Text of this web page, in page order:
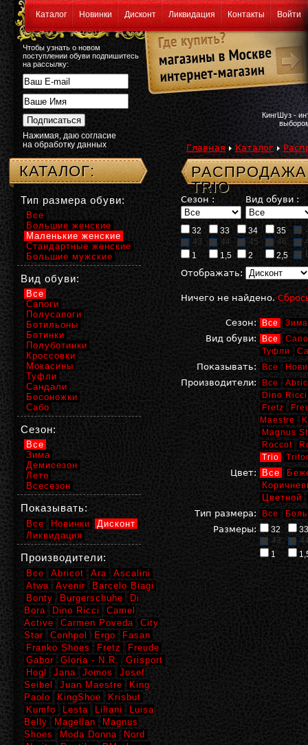
Каталог Новинки Дисконт Ликвидация Контакты Войти
Чтобы узнать о новом
поступлении обуви подпишитесь
на рассылку:
Нажимая, даю согласие
на обработку данных
КингШуз -
Главная Каталог
TRIO
Сезон : Вид обуви :
32 33 34 35
43
44 45 46
1
1,5 2 2,5
Отображать:
Ничего не найдено.
Сезон: Все Зима
Вид обуви: Все
Туфли
Показывать: Все
Производители: Все
Dino Ricci
Fretz
Maestre
Magnus
Roccol
Trio
Цвет: Все
Цветной
Тип размера:
Все
Размеры: 32
33
43
1
КАТАЛОГ:
Тип размера обуви:
Все
Большие женские
Маленькие женские
Стандартные женские
Большие мужские
Вид обуви:
Все
Сапоги
Полусапоги
Ботильоны
Ботинки
Полуботинки
Кроссовки
Мокасины
Туфли
Сандали
Босоножки
Сабо
Сезон:
Все
Зима
Демисезон
Лето
Всесезон
Показывать:
Все Новинки
Дисконт
Ликвидация
Производители:
Все Abricot Ara
Ascalini
Atwa
Avenir
Barcelo Biagi
Bonty
Burgerschuhe
Di
Bora
Dino Ricci
Camel
Active
Carmen Poveda
City
Star
Conhpol Ergo
Fasan
Franko Shoes
Fretz
Freude
Gabor
Gloria - N.R.
Grisport
Hogl
Jana Jomos
Josef
Seibel
Juan Maestre
King
Paolo
KingShoe
Krisbut
Kumfo
Lesta Liliani
Luisa
Belly
Magellan
Magnus
Shoes
Moda Donna
Nord